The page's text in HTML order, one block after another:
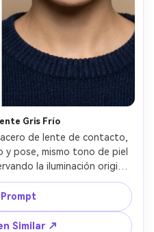
Gris Frío
de lente de contacto,
y pose, mismo tono de piel
la iluminación original
bordes limpios alrededor
naturales --ar 4:5
Similar ↗
IA
100 %
Gratis→